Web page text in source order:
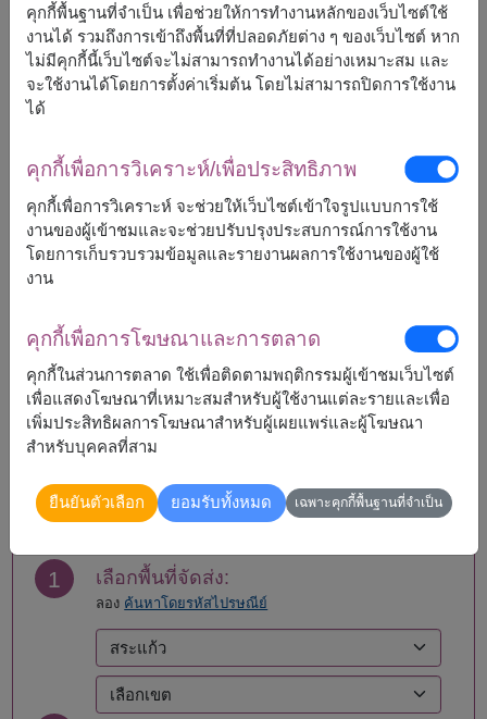
หมายเหตุ:
การจัดและดอกไม้อาจจะแตกต่างจากที่เห็นในรูปบ้าง
จัดส่งได้
กำแพงเพชร
ขอนแก่น
จันทบุรี
ฉะเชิงเทรา
ชลบุรี - พัทยา
ชัยนาท
เชียงราย
เชียงใหม่
ตาก
นครนายก
นครปฐม
นครพนม
นครราชสีมา
นครศรีธรรมราช
นครสวรรค์
เพชรบูรณ์
ภูเก็ต
ร้อยเอ็ด
ระยอง
ลำปาง
สงขลา
สุพรรณบุรี
สั่งซื้อ
1 เลือกพื้นที่จัดส่ง:
ลอง ค้นหาโดยรหัสไปรษณีย์
คุกกี้พื้นฐานที่จำเป็น เพื่อช่วยให้การทำงานหลักของเว็บไซต์ใช้
งานได้ รวมถึงการเข้าถึงพื้นที่ที่ปลอดภัยต่าง ๆ ของเว็บไซต์ หาก
ไม่มีคุกกี้นี้เว็บไซต์จะไม่สามารถทำงานได้อย่างเหมาะสม และ
จะใช้งานได้โดยการตั้งค่าเริ่มต้น โดยไม่สามารถปิดการใช้งาน
ได้
คุกกี้เพื่อการวิเคราะห์/เพื่อประสิทธิภาพ
คุกกี้เพื่อการวิเคราะห์ จะช่วยให้เว็บไซต์เข้าใจรูปแบบการใช้
งานของผู้เข้าชมและจะช่วยปรับปรุงประสบการณ์การใช้งาน
โดยการเก็บรวบรวมข้อมูลและรายงานผลการใช้งานของผู้ใช้
งาน
คุกกี้เพื่อการโฆษณาและการตลาด
คุกกี้ในส่วนการตลาด ใช้เพื่อติดตามพฤติกรรมผู้เข้าชมเว็บไซต์
เพื่อแสดงโฆษณาที่เหมาะสมสำหรับผู้ใช้งานแต่ละรายและเพื่อ
เพิ่มประสิทธิผลการโฆษณาสำหรับผู้เผยแพร่และผู้โฆษณา
สำหรับบุคคลที่สาม
ยืนยันตัวเลือก ยอมรับทั้งหมด เฉพาะคุกกี้พื้นฐานที่จำเป็น